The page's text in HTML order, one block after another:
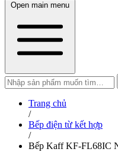
Open main menu
Trang chủ
/
Bếp điện từ kết hợp
/
Bếp Kaff KF-FL68IC